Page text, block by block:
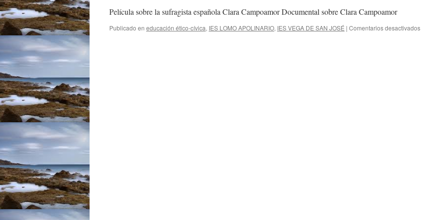
Película sobre la sufragista española Clara Campoamor Documental sobre Clara Campoamor
Publicado en educación ético-cívica, IES LOMO APOLINARIO, IES VEGA DE SAN JOSÉ | Comentarios desactivadosen